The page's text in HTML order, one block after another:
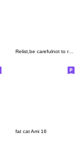
Relist,be carefulnot to repeat purchases
fat cat Ami 16